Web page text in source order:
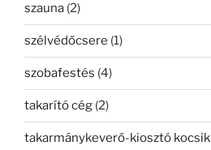
szauna (2)
szélvédőcsere (1)
szobafestés (4)
takarító cég (2)
takarmánykeverő-kiosztó kocsik